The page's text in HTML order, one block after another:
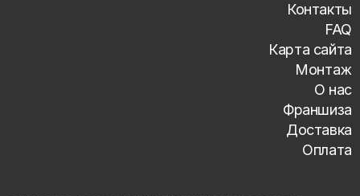
Контакты
FAQ
Карта сайта
Монтаж
О нас
Франшиза
Доставка
Оплата